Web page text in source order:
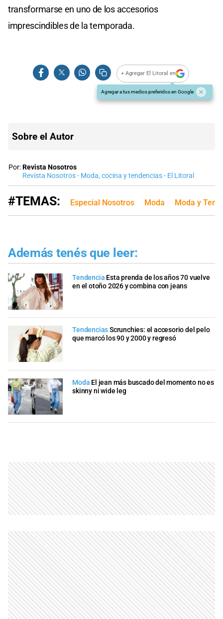
transformarse en uno de los accesorios
imprescindibles de la temporada.
+ Agregar El Litoral en
Agregar a tus medios preferidos en Google
Sobre el Autor
Por:Revista Nosotros
Revista Nosotros - Moda, cocina y tendencias - El Litoral
#TEMAS: Especial Nosotros Moda Moda y
Además tenés que leer:
Tendencia Esta prenda de los años 70 vuelve
en el otoño 2026 y combina con jeans
TendenciasScrunchies: el accesorio del pelo
que marcó los 90 y 2000 y regresó
Moda El jean más buscado del momento no es
skinny ni wide leg